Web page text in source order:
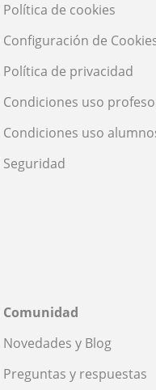
Política de cookies
Configuración de
Política de privacidad
Condiciones uso
Condiciones uso
Seguridad
Comunidad
Novedades y Blog
Preguntas y respuestas